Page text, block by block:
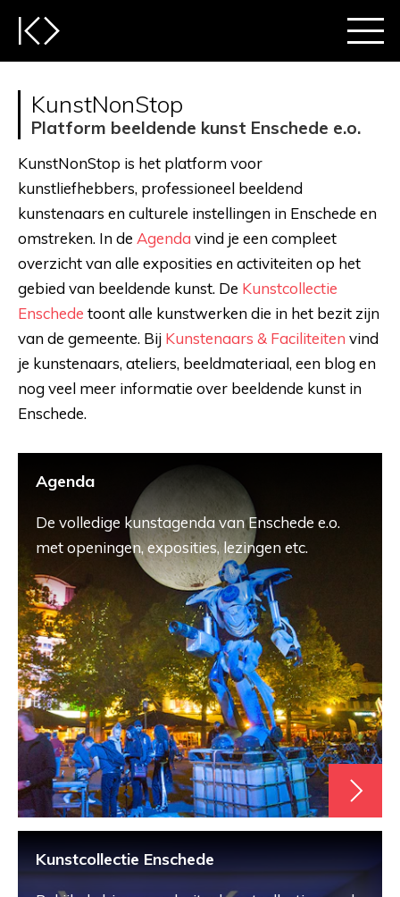
KunstNonStop
Platform beeldende kunst Enschede e.o.
KunstNonStop is het platform voor
kunstliefhebbers, professioneel beeldend
kunstenaars en culturele instellingen in Enschede en
omstreken. In de Agenda vind je een compleet
overzicht van alle exposities en activiteiten op het
gebied van beeldende kunst. De Kunstcollectie
Enschede toont alle kunstwerken die in het bezit zijn
van de gemeente. Bij Kunstenaars & Faciliteiten vind
je kunstenaars, ateliers, beeldmateriaal, een blog en
nog veel meer informatie over beeldende kunst in
Enschede.
Agenda
De volledige kunstagenda van Enschede e.o.
met openingen, exposities, lezingen etc.
Kunstcollectie Enschede